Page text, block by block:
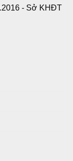
- Sở KHĐT